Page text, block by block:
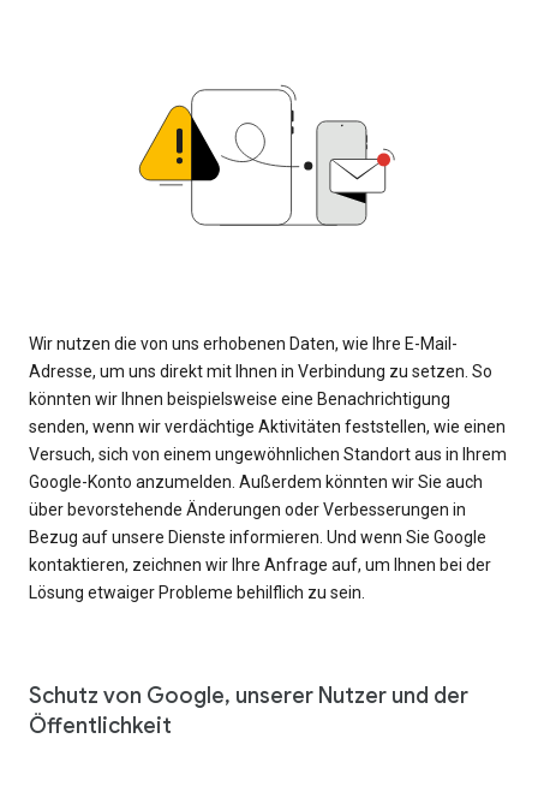
Wir nutzen die von uns erhobenen Daten, wie Ihre E-Mail-
Adresse, um uns direkt mit Ihnen in Verbindung zu setzen. So
könnten wir Ihnen beispielsweise eine Benachrichtigung
senden, wenn wir verdächtige Aktivitäten feststellen, wie einen
Versuch, sich von einem ungewöhnlichen Standort aus in Ihrem
Google-Konto anzumelden. Außerdem könnten wir Sie auch
über bevorstehende Änderungen oder Verbesserungen in
Bezug auf unsere Dienste informieren. Und wenn Sie Google
kontaktieren, zeichnen wir Ihre Anfrage auf, um Ihnen bei der
Lösung etwaiger Probleme behilflich zu sein.
Schutz von Google, unserer Nutzer und der
Öffentlichkeit